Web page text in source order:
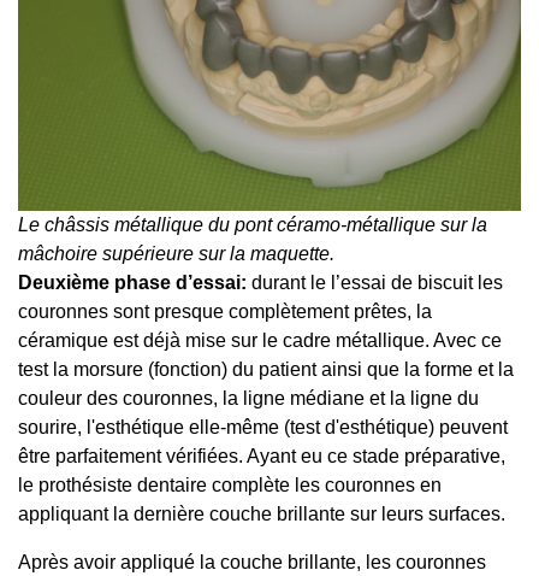
Le châssis métallique du pont céramo-métallique sur la
mâchoire supérieure sur la maquette.
Deuxième phase d’essai: durant le l’essai de biscuit les
couronnes sont presque complètement prêtes, la
céramique est déjà mise sur le cadre métallique. Avec ce
test la morsure (fonction) du patient ainsi que la forme et la
couleur des couronnes, la ligne médiane et la ligne du
sourire, l'esthétique elle-même (test d'esthétique) peuvent
être parfaitement vérifiées. Ayant eu ce stade préparative,
le prothésiste dentaire complète les couronnes en
appliquant la dernière couche brillante sur leurs surfaces.
Après avoir appliqué la couche brillante, les couronnes